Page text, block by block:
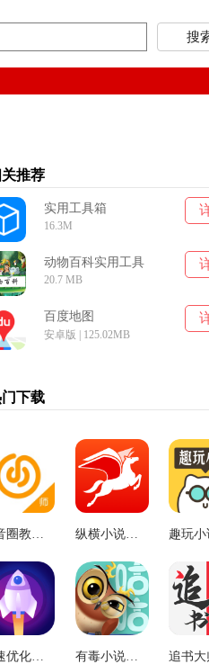
推荐
实用工具箱
16.3M
动物百科实用工具
20.7 MB
百度地图
安卓版 | 125.02MB
下载
小音圈教师端 纵横小说正式版 趣玩小
疾速优化伴侣 有毒小说安卓版